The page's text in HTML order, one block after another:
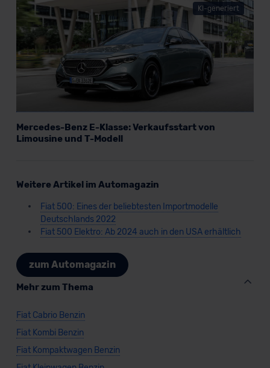
KI-generiert
Mercedes-Benz E-Klasse: Verkaufsstart von
Limousine und T-Modell
Weitere Artikel im Automagazin
Fiat 500: Eines der beliebtesten Importmodelle
Deutschlands 2022
Fiat 500 Elektro: Ab 2024 auch in den USA erhältlich
zum Automagazin
Mehr zum Thema
Fiat Cabrio Benzin
Fiat Kombi Benzin
Fiat Kompaktwagen Benzin